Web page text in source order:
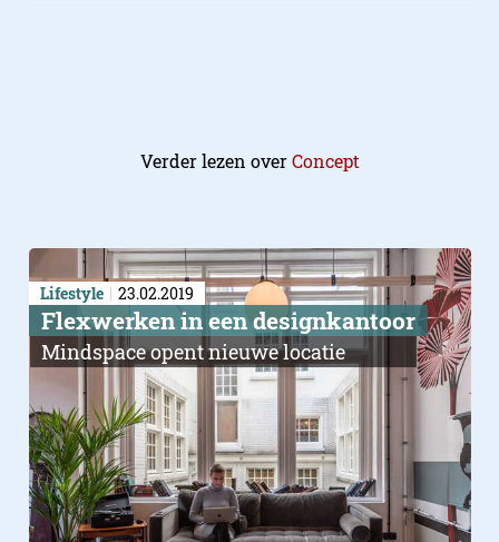
Verder lezen overConcept
Lifestyle 23.02.2019
Flexwerken in een designkantoor
Mindspace opent nieuwe locatie